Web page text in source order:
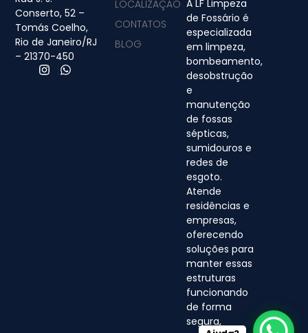
Conserto, 52 –
Tomás Coelho,
Rio de Janeiro/RJ
– 21370-450
A LF Limpeza
de Fossário é
especializada
em limpeza,
bombeamento,
desobstrução
e
manutenção
de fossas
sépticas,
sumidouros e
redes de
esgoto.
Atende
residências e
empresas,
oferecendo
soluções para
manter essas
estruturas
funcionando
de forma
segura,
LOCALIZAÇÃO
CONTATOS
BLOG